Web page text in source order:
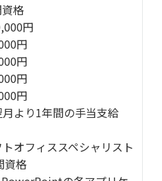
格
円
円
円
円
円
より1年間の手当支給
オフィススペシャリスト
資格